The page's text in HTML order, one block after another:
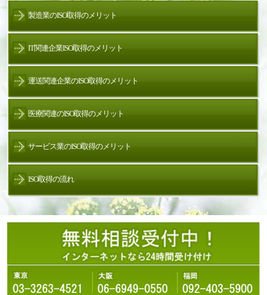
製造業のISO取得のメリット
IT関連企業ISO取得のメリット
運送関連企業のISO取得のメリット
医療関連のISO取得のメリット
サービス業のISO取得のメリット
ISO取得の流れ